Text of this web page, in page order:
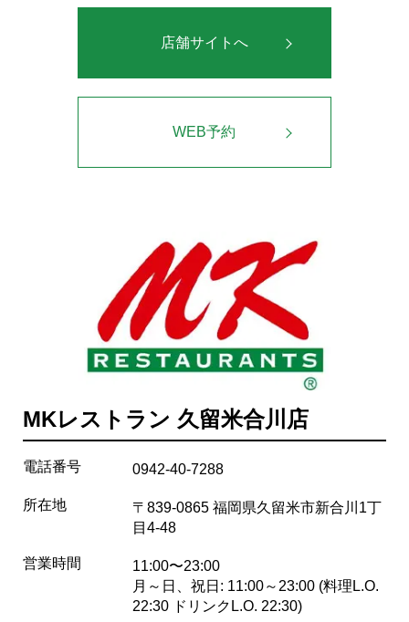
店舗サイトへ
WEB予約
MKレストラン 久留米合川店
電話番号 0942-40-7288
所在地
〒839-0865 福岡県久留米市新合川1丁
目4-48
営業時間
11:00〜23:00
月～日、祝日: 11:00～23:00 (料理L.O.
22:30 ドリンクL.O. 22:30)